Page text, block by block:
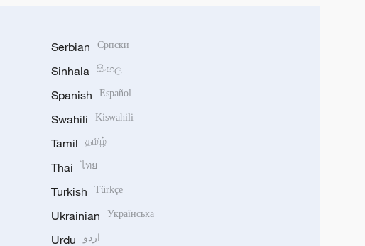
Serbian Српски
Sinhala සිංහල
Spanish Español
Swahili Kiswahili
Tamil தமிழ்
Thai ไทย
Turkish Türkçe
Ukrainian Українська
Urdu اردو